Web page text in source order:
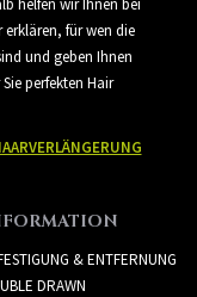
für wen die
und geben Ihnen
perfekten Hair
& ENTFERNUNG
DRAWN